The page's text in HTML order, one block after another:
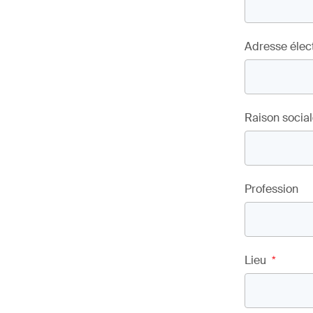
Adresse
Raison
Profession
Lieu *